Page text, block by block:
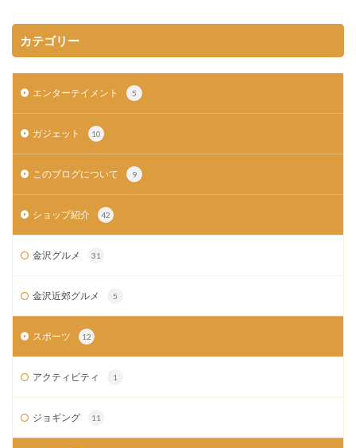
カテゴリー
エンターテイメント 5
ガジェット 10
このブログについて 9
ショップ紹介 42
金沢グルメ 31
金沢近郊グルメ 5
スポーツ 12
アクティビティ 1
ジョギング 11